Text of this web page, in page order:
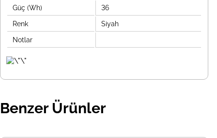
Güç (Wh) 36
Renk Siyah
Notlar
Benzer Ürünler